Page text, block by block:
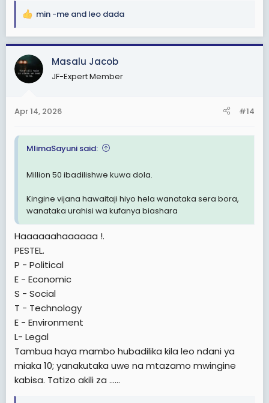
R
a
c
t
i
s
min -me and leo dada
Masalu Jacob
JF-Expert Member
Apr 14, 2026 #14
MlimaSayuni said:
Million 50 ibadilishwe kuwa dola.
Kingine vijana hawaitaji hiyo hela wanataka sera bora,
wanataka urahisi wa kufanya biashara
Haaaaaahaaaaaa !.
PESTEL.
P - Political
E - Economic
S - Social
T - Technology
E - Environment
L- Legal
Tambua haya mambo hubadilika kila leo ndani ya
miaka 10; yanakutaka uwe na mtazamo mwingine
kabisa. Tatizo akili za ......